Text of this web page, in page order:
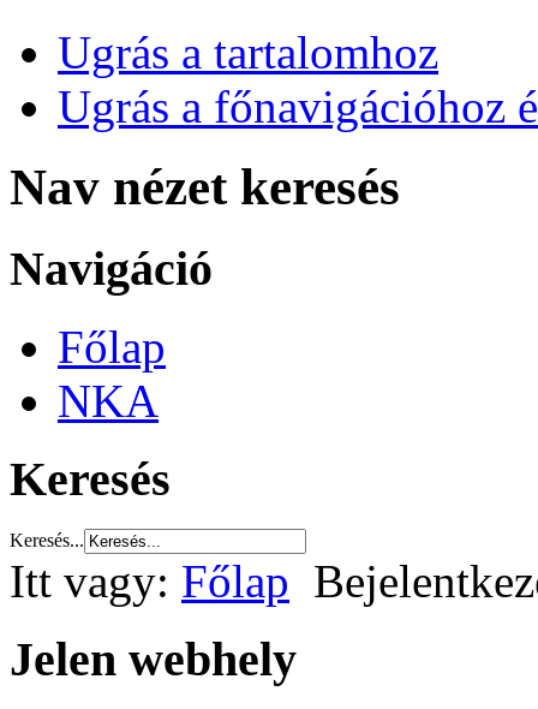
Ugrás a tartalomhoz
Ugrás a főnavigációhoz
Nav nézet keresés
Navigáció
Főlap
NKA
Keresés
Keresés...
Itt vagy: Főlap
Jelen webhely